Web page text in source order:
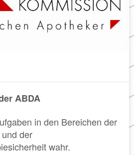
ABDA
in den Bereichen der
der
wahr.